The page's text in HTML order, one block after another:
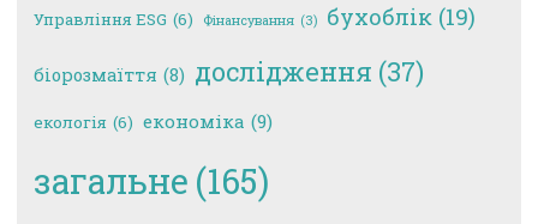
Управління ESG (6) Фінансування (3) бухоблік (19)
біорозмаїття (8) дослідження (37)
екологія (6) економіка (9)
загальне (165)